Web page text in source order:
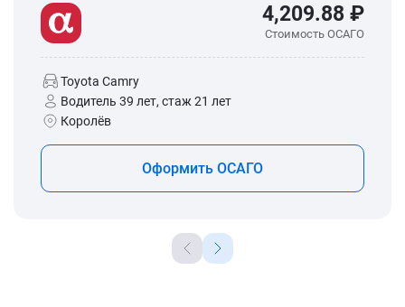
4,209.88 ₽
Стоимость ОСАГО
Toyota Camry
Водитель 39 лет, стаж 21 лет
Королёв
Оформить ОСАГО